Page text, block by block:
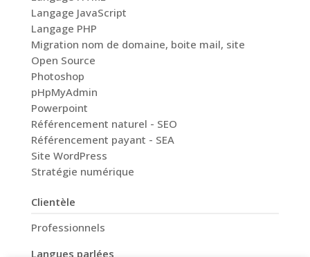
Langage JavaScript
Langage PHP
Migration nom de domaine, boite mail, site
Open Source
Photoshop
pHpMyAdmin
Powerpoint
Référencement naturel - SEO
Référencement payant - SEA
Site WordPress
Stratégie numérique
Clientèle
Professionnels
Langues parlées